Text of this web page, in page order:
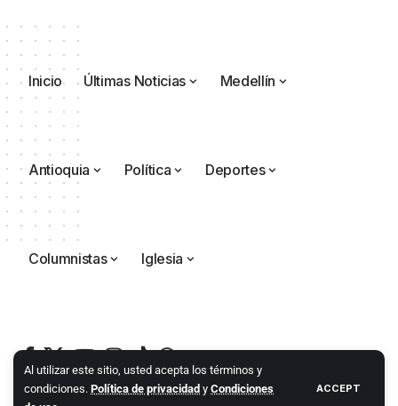
Al utilizar este sitio, usted acepta los términos y
condiciones. Política de privacidad y Condiciones
ACCEPT
Inicio Últimas Noticias Medellín
Antioquia Política Deportes
Columnistas Iglesia